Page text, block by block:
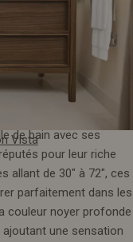
notre Allier
Vista
de bain avec ses
pour leur riche
allant de 30" à 72", ces
parfaitement dans les
couleur noyer profonde
une sensation